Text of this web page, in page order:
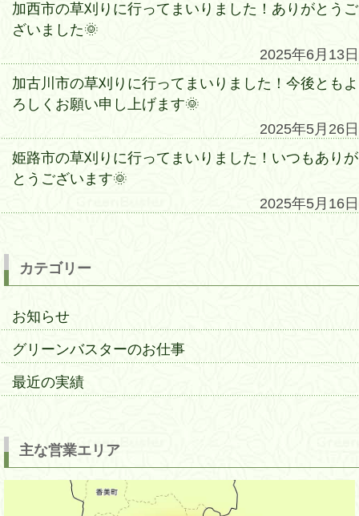
加西市の草刈りに行ってまいりました！ありがとうご
ざいました🌞
2025年6月13日
加古川市の草刈りに行ってまいりました！今後ともよ
ろしくお願い申し上げます🌞
2025年5月26日
姫路市の草刈りに行ってまいりました！いつもありが
とうございます🌞
2025年5月16日
カテゴリー
お知らせ
グリーンバスターのお仕事
最近の実績
主な営業エリア